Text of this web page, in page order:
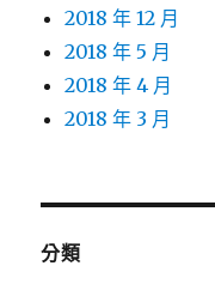
2018 年 12 月
2018 年 5 月
2018 年 4 月
2018 年 3 月
分類